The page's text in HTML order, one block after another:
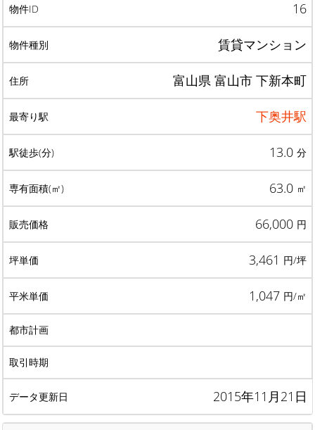
16
賃貸マンション
富山県 富山市 下新本町
下奥井駅
13.0 分
63.0 ㎡
66,000 円
3,461 円/坪
1,047 円/㎡
2015年11月21日